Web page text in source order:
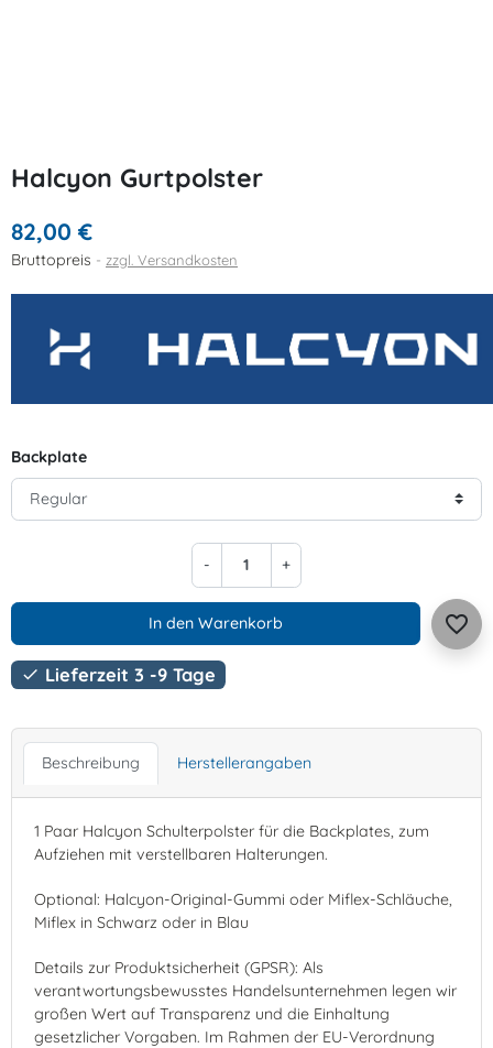
Halcyon Gurtpolster
82,00 €
Bruttopreis zzgl. Versandkosten
Backplate
- +
In den Warenkorb favorite_border
 Lieferzeit 3 -9 Tage
Beschreibung Herstellerangaben
1 Paar Halcyon Schulterpolster für die Backplates, zum
Aufziehen mit verstellbaren Halterungen.
Optional: Halcyon-Original-Gummi oder Miflex-Schläuche,
Miflex in Schwarz oder in Blau
Details zur Produktsicherheit (GPSR): Als
verantwortungsbewusstes Handelsunternehmen legen wir
großen Wert auf Transparenz und die Einhaltung
gesetzlicher Vorgaben. Im Rahmen der EU-Verordnung